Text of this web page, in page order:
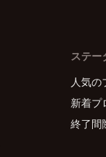
ステー
人気の
新着プ
終了間